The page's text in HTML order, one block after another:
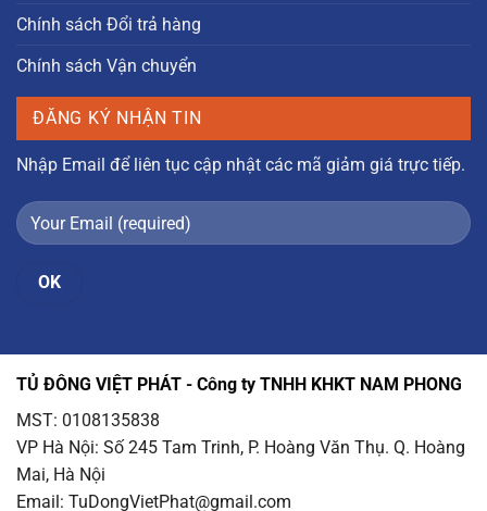
Chính sách Đổi trả hàng
Chính sách Vận chuyển
ĐĂNG KÝ NHẬN TIN
Nhập Email để liên tục cập nhật các mã giảm giá trực tiếp.
TỦ ĐÔNG VIỆT PHÁT - Công ty TNHH KHKT NAM PHONG
MST: 0108135838
VP Hà Nội: Số 245 Tam Trinh, P. Hoàng Văn Thụ. Q. Hoàng
Mai, Hà Nội
Email : TuDongVietPhat@gmail.com